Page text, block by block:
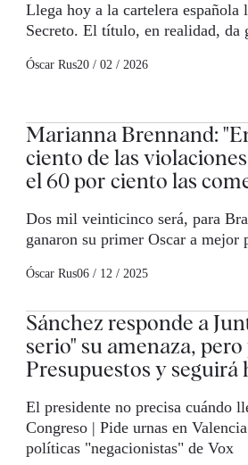
Llega hoy a la cartelera
Secreto. El título, en realidad,
Óscar Rus20 / 02 / 2026
Marianna Brennand:
ciento de las
el 60 por ciento las
Dos mil veinticinco será, para
ganaron su primer Oscar a
Óscar Rus06 / 12 / 2025
Sánchez responde a
serio" su amenaza,
Presupuestos y seguirá
El presidente no precisa cuándo
Congreso | Pide urnas en
políticas "negacionistas" de Vox